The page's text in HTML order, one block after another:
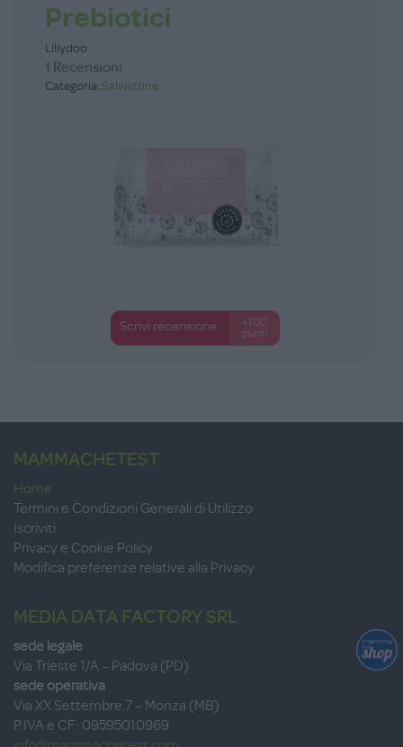
Prebiotici
Lillydoo
1 Recensioni
Categoria: Salviettine
Scrivi recensione
+100
punti
MAMMACHETEST
Home
Termini e Condizioni Generali di Utilizzo
Iscriviti
Privacy e Cookie Policy
Modifica preferenze relative alla Privacy
MEDIA DATA FACTORY SRL
sede legale
Via Trieste 1/A – Padova (PD)
sede operativa
Via XX Settembre 7 – Monza (MB)
P.IVA e CF: 09595010969